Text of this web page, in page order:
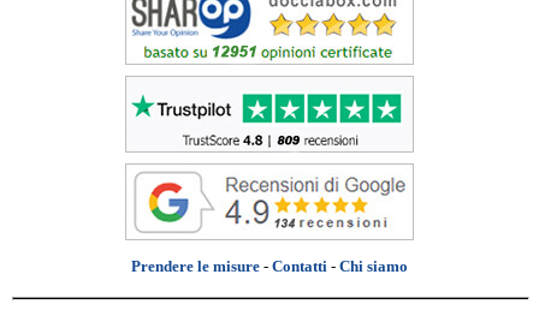
Prendere le misure - Contatti - Chi siamo